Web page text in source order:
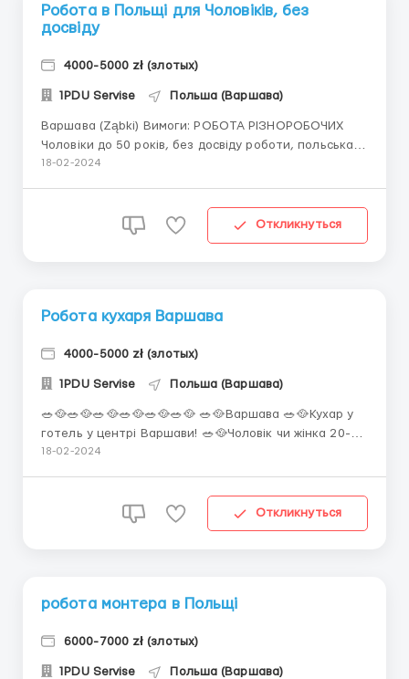
Робота в Польщі для Чоловіків, без
досвіду
4000-5000 zł (злотых)
1PDU Servise Польша (Варшава)
Варшава (Ząbki) Вимоги: РОБОТА РІЗНОРОБОЧИХ
Чоловіки до 50 років, без досвіду роботи, польська
мова на рівні розуміння Що потрібно робити: Робота
матеріалами (вага мішків близько 25 кг). Є норми.
18-02-2024
Откликнуться
Робота кухаря Варшава
4000-5000 zł (злотых)
1PDU Servise Польша (Варшава)
🥗🥘🥗🥘🥗🥘🥗🥘🥗🥘🥗🥘 🥗🥘Варшава 🥗🥘Кухар у
готель у центрі Варшави! 🥗🥘Чоловік чи жінка 20-50
років, польська мова на рівні розуміння. Що
Ставка 22 зл/год нетто, можливе підвищення
ставки. Графік: з 14:00 до 23:00/00:00 (24...
18-02-2024
Откликнуться
робота монтера в Польщі
6000-7000 zł (злотых)
1PDU Servise Польша (Варшава)